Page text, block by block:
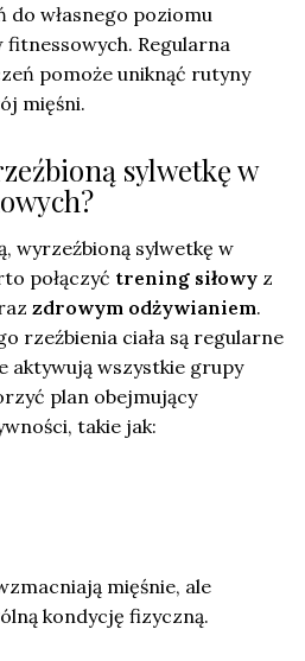
do własnego poziomu
fitnessowych. Regularna
pomoże uniknąć rutyny
mięśni.
sylwetkę w
wyrzeźbioną sylwetkę w
połączyć trening siłowy z
zdrowym odżywianiem.
rzeźbienia ciała są regularne
aktywują wszystkie grupy
plan obejmujący
takie jak:
mięśnie, ale
kondycję fizyczną.